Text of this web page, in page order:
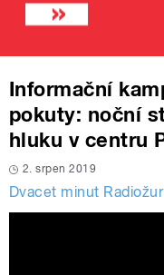
Informační
pokuty: noční
hluku v centru
2. srpen 2019
Dvacet minut